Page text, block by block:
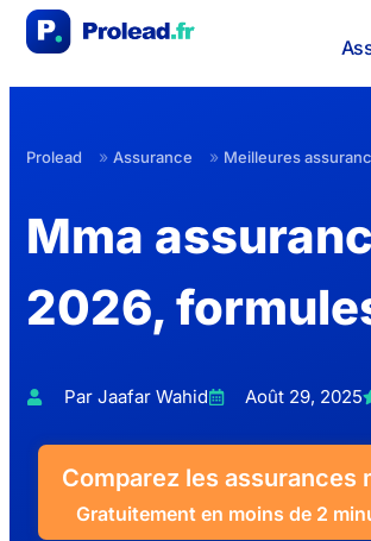
Prolead » Assurance » Meilleures
Mma
2026,
Par Jaafar Wahid Août 29, 2025
Comparez les assurances
Gratuitement en moins de 2